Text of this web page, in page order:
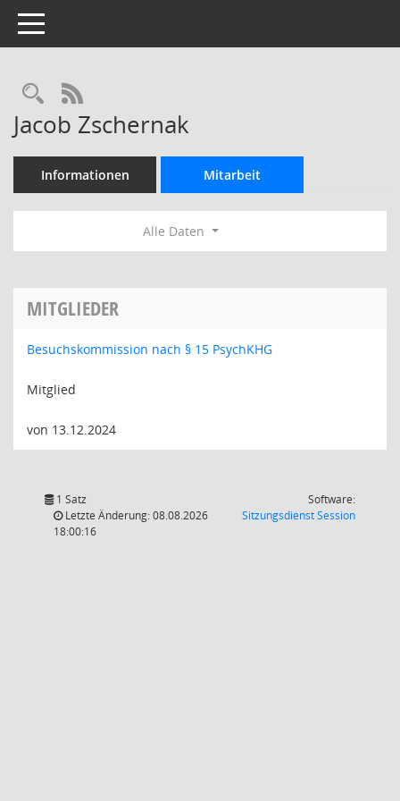
Toggle navigation
Rechercheauswahl
RSS-Feed
Jacob Zschernak
Informationen Mitarbeit
Alle Daten
MITGLIEDER
Besuchskommission nach § 15 PsychKHG
Mitglied
von 13.12.2024
1 Satz
Letzte Änderung: 08.08.2026
18:00:16
Software:
SitzungsdienstSession(Wird in